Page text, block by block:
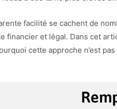
facilité se cachent de
financier et légal. Dans cet
cette approche n’est